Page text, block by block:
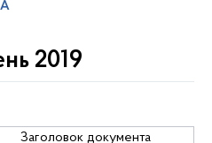
2019
Заголовок документа